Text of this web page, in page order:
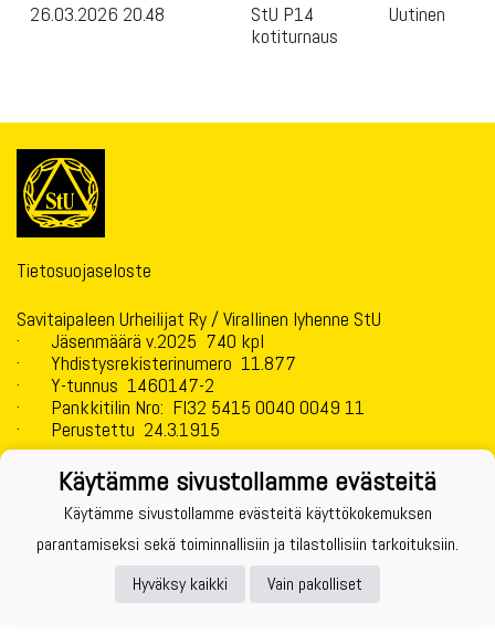
26.03.2026 20.48
StU P14
kotiturnaus
Uutinen
Tietosuojaseloste
Savitaipaleen Urheilijat Ry / Virallinen lyhenne StU
· Jäsenmäärä v.2025 740 kpl
· Yhdistysrekisterinumero 11.877
· Y-tunnus 1460147-2
· Pankkitilin Nro: FI32 5415 0040 0049 11
· Perustettu 24.3.1915
Powered by
Käytämme sivustollamme evästeitä
Käytämme sivustollamme evästeitä käyttökokemuksen
parantamiseksi sekä toiminnallisiin ja tilastollisiin tarkoituksiin.
Hyväksy kaikki
Vain pakolliset